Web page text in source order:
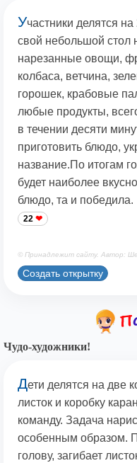
Участники делятся
свой небольшой стол
нарезанные овощи,
колбаса, ветчина,
горошек, крабовые
любые продукты,
в течении десяти
приготовить блюдо,
название.По итогам
будет наиболее
блюдо, та и победила.
22
© Принадлежит сайту. Автор:
Создать открытку
Чудо-художники!
Дети делятся на две
листок и коробку
команду. Задача
особенным образом.
голову, загибает